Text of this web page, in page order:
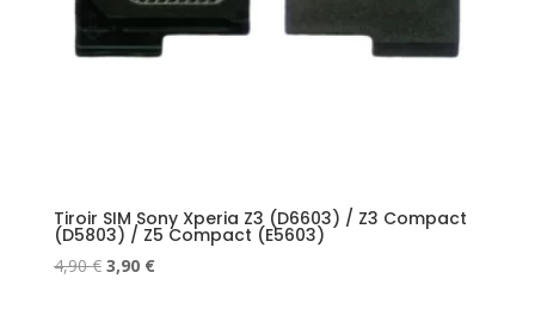
Tiroir SIM Sony Xperia Z3 (D6603) / Z3 Compact
(D5803) / Z5 Compact (E5603)
4,90€ Le
3,90 €Le